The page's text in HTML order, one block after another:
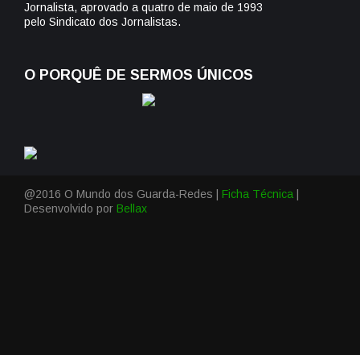
Jornalista, aprovado a quatro de maio de 1993
pelo Sindicato dos Jornalistas.
O PORQUÊ DE SERMOS ÚNICOS
@2016 O Mundo dos Guarda-Redes | Ficha Técnica
Desenvolvido por Bellax